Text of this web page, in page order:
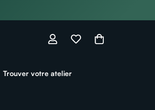
Trouver votre atelier